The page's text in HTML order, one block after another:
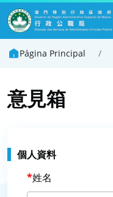
Página Principal /
意見箱
個人資料
姓名